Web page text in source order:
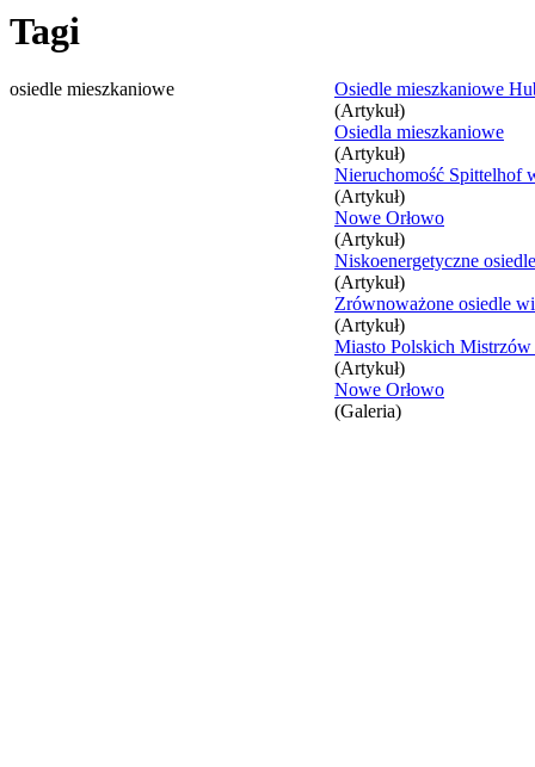
Tagi
osiedle mieszkaniowe
Osiedle mieszkaniowe
(Artykuł)
Osiedla mieszkaniowe
(Artykuł)
Nieruchomość Spittelhof
(Artykuł)
Nowe Orłowo
(Artykuł)
Niskoenergetyczne
(Artykuł)
Zrównoważone osiedle
(Artykuł)
Miasto Polskich
(Artykuł)
Nowe Orłowo
(Galeria)